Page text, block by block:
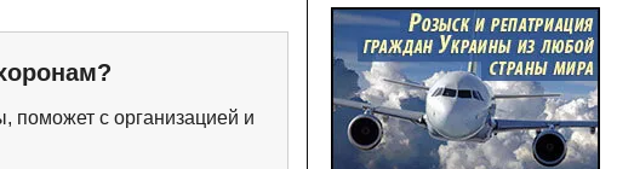
поможет с организацией и